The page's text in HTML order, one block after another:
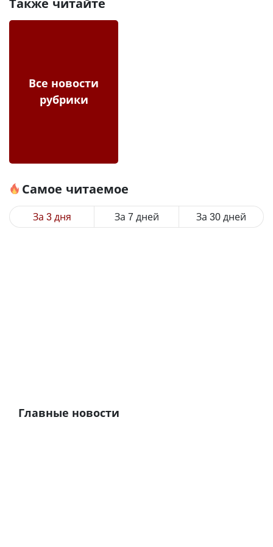
Все новости
рубрики
Самое читаемое
За 3 дня За 7 дней За 30 дней
Главные новости